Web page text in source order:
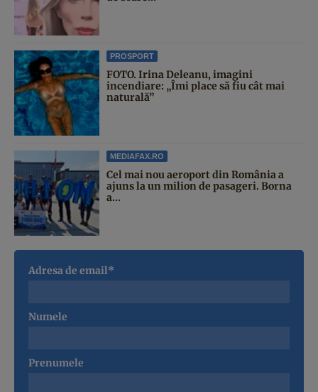
PROSPORT
FOTO. Irina Deleanu, imagini
incendiare: „Îmi place să fiu cât mai
naturală”
MEDIAFAX.RO
Cel mai nou aeroport din România a
ajuns la un milion de pasageri. Borna
a...
Adresa de email*
Numele
Prenumele